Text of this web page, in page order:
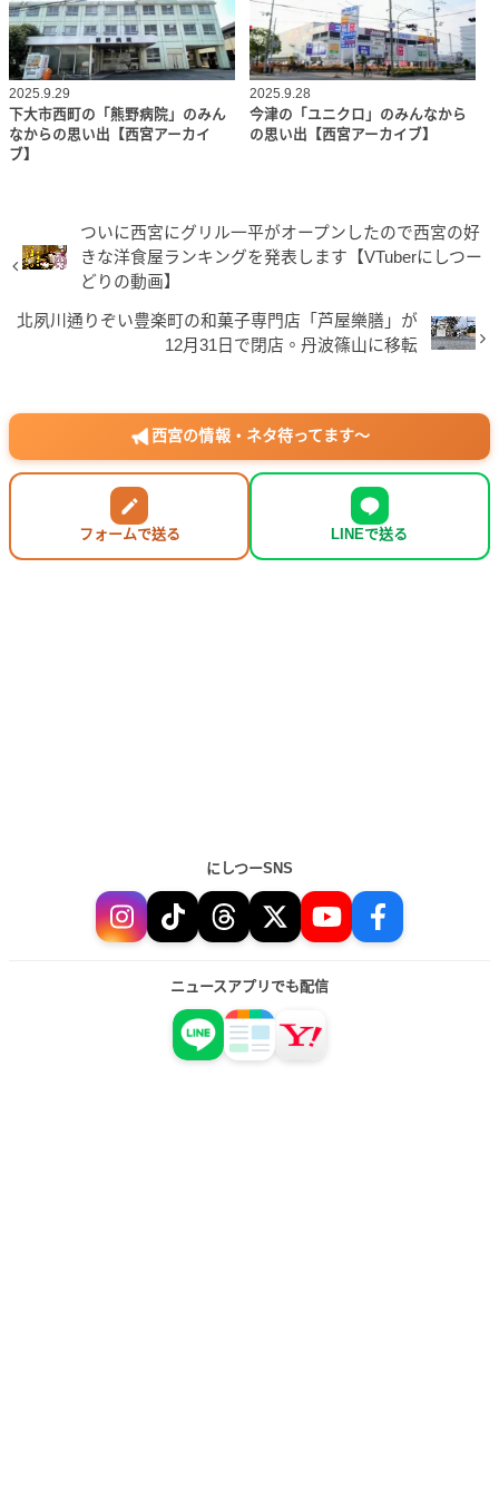
2025.9.29
下大市西町の「熊野病院」のみん
なからの思い出【西宮アーカイ
ブ】
2025.9.28
今津の「ユニクロ」のみんなから
の思い出【西宮アーカイブ】
ついに西宮にグリル一平がオープンしたので西宮の好
きな洋食屋ランキングを発表します【VTuberにしつー
どりの動画】
北夙川通りぞい豊楽町の和菓子専門店「芦屋樂膳」が
12月31日で閉店。丹波篠山に移転
西宮の情報・ネタ待ってます〜
フォームで送る LINEで送る
にしつーSNS
ニュースアプリでも配信